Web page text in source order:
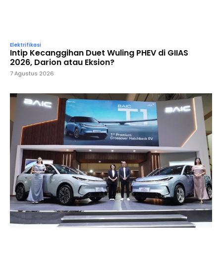
Elektrifikasi
Intip Kecanggihan Duet Wuling PHEV di GIIAS
2026, Darion atau Eksion?
7 Agustus 2026